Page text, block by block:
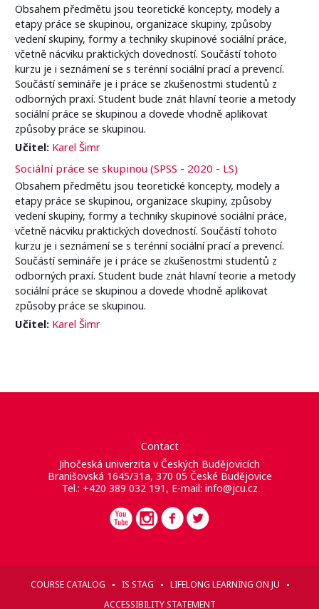
Obsahem předmětu jsou teoretické koncepty, modely a
etapy práce se skupinou, organizace skupiny, způsoby
vedení skupiny, formy a techniky skupinové sociální práce,
včetně nácviku praktických dovedností. Součástí tohoto
kurzu je i seznámení se s terénní sociální prací a prevencí.
Součástí semináře je i práce se zkušenostmi studentů z
odborných praxí. Student bude znát hlavní teorie a metody
sociální práce se skupinou a dovede vhodně aplikovat
způsoby práce se skupinou.
Učitel: Karel Šimr
Sociální práce se skupinou (SPSS - 2020 - LS)
Obsahem předmětu jsou teoretické koncepty, modely a
etapy práce se skupinou, organizace skupiny, způsoby
vedení skupiny, formy a techniky skupinové sociální práce,
včetně nácviku praktických dovedností. Součástí tohoto
kurzu je i seznámení se s terénní sociální prací a prevencí.
Součástí semináře je i práce se zkušenostmi studentů z
odborných praxí. Student bude znát hlavní teorie a metody
sociální práce se skupinou a dovede vhodně aplikovat
způsoby práce se skupinou.
Učitel: Karel Šimr
Contact
Jihočeská univerzita v Českých Budějovicích
Branišovská 1645/31a, 370 05 České Budějovice
Tel.: +420 389 032 191, E-mail: info@jcu.cz
COURSE CATALOG IS STAG
LIFELONG LEARNING ON JU
ACCESSIBILITY STATEMENT